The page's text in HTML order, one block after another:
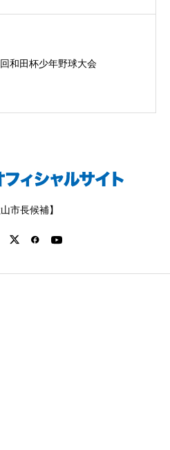
和田杯少年野球大会
山市長候補】